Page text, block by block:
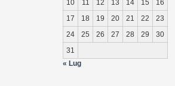
10
11 12 13 14 15
16
17
18 19 20 21 22
23
24
25 26 27 28 29
30
31
« Lug